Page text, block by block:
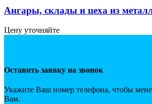
Ангары, склады и цеха из
Цену уточняйте
Оставить заявку на звонок
Укажите Ваш номер телефона, чтобы
Вам.